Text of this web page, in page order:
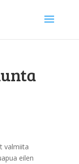
valmiita
eilen